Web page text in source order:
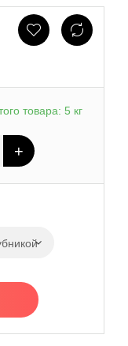
товара: 5 кг
+